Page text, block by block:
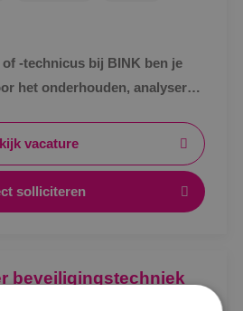
-technicus bij BINK ben je
het onderhouden, analyseren
vacature
solliciteren
beveiligingstechniek